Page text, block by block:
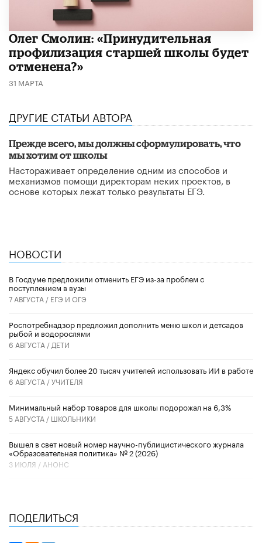
​Олег Смолин: «Принудительная
профилизация старшей школы будет
отменена?»
31 МАРТА
ДРУГИЕ СТАТЬИ АВТОРА
Прежде всего, мы должны сформулировать, что
мы хотим от школы
Настораживает определение одним из способов и
механизмов помощи директорам неких проектов, в
основе которых лежат только результаты ЕГЭ.
НОВОСТИ
В Госдуме предложили отменить ЕГЭ из-за проблем с
поступлением в вузы
7 АВГУСТА / ЕГЭ И ОГЭ
Роспотребнадзор предложил дополнить меню школ и детсадов
рыбой и водорослями
6 АВГУСТА / ДЕТИ
​Яндекс обучил более 20 тысяч учителей использовать ИИ в работе
6 АВГУСТА /УЧИТЕЛЯ
Минимальный набор товаров для школы подорожал на 6,3%
5 АВГУСТА / ШКОЛЬНИКИ
Вышел в свет новый номер научно-публицистического журнала
«Образовательная политика» № 2 (2026)
3 ИЮЛЯ / АНОНС
ПОДЕЛИТЬСЯ